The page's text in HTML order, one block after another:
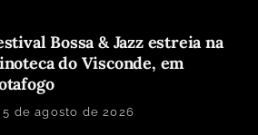
Bossa & Jazz estreia na
do Visconde, em
5 de agosto de 2026